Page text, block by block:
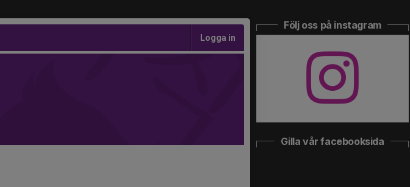
Logga in
Följ oss på instagram
Gilla vår facebooksida